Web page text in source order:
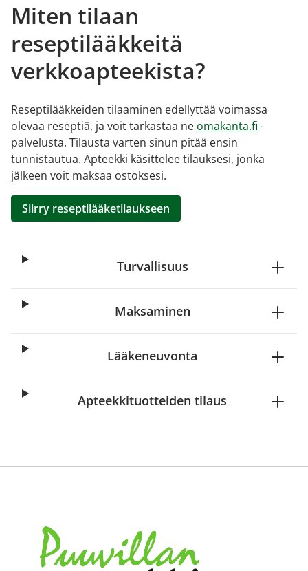
Miten tilaan
reseptilääkkeitä
verkkoapteekista?
Reseptilääkkeiden tilaaminen edellyttää voimassa
olevaa reseptiä, ja voit tarkastaa ne omakanta.fi -
palvelusta. Tilausta varten sinun pitää ensin
tunnistautua. Apteekki käsittelee tilauksesi, jonka
jälkeen voit maksaa ostoksesi.
Siirry reseptilääketilaukseen
Turvallisuus
Maksaminen
Lääkeneuvonta
Apteekkituotteiden tilaus